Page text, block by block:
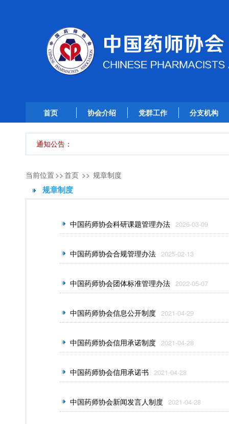
首页 协会介绍 党群工作 分支机构
通知公告：
当前位置 >>首页 >> 规章制度
规章制度
中国药师协会科研课题管理办法 2026-03-09
中国药师协会合规管理办法 2025-02-13
中国药师协会团体标准管理办法 2022-05-07
中国药师协会信息公开制度 2021-04-29
中国药师协会信用承诺制度 2021-04-28
中国药师协会信用承诺书 2021-04-28
中国药师协会新闻发言人制度 2021-04-28